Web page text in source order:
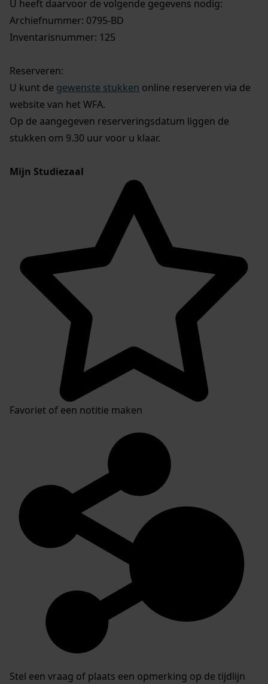
U heeft daarvoor de volgende gegevens nodig:
Archiefnummer: 0795-BD
Inventarisnummer: 125
Reserveren:
U kunt de gewenste stukken online reserveren via de
website van het WFA.
Op de aangegeven reserveringsdatum liggen de
stukken om 9.30 uur voor u klaar.
Mijn Studiezaal
Favoriet of een notitie maken
Stel een vraag of plaats een opmerking op de tijdlijn